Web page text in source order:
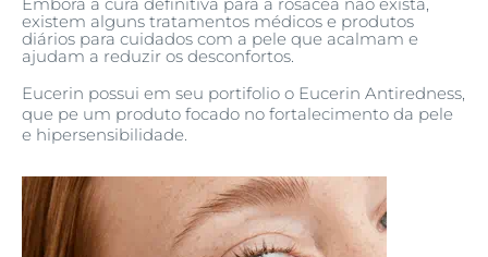
existem alguns tratamentos médicos e produtos
diários para cuidados com a pele que acalmam e
ajudam a reduzir os desconfortos.
Eucerin possui em seu portifolio o Eucerin Antiredness,
que pe um produto focado no fortalecimento da pele
e hipersensibilidade.